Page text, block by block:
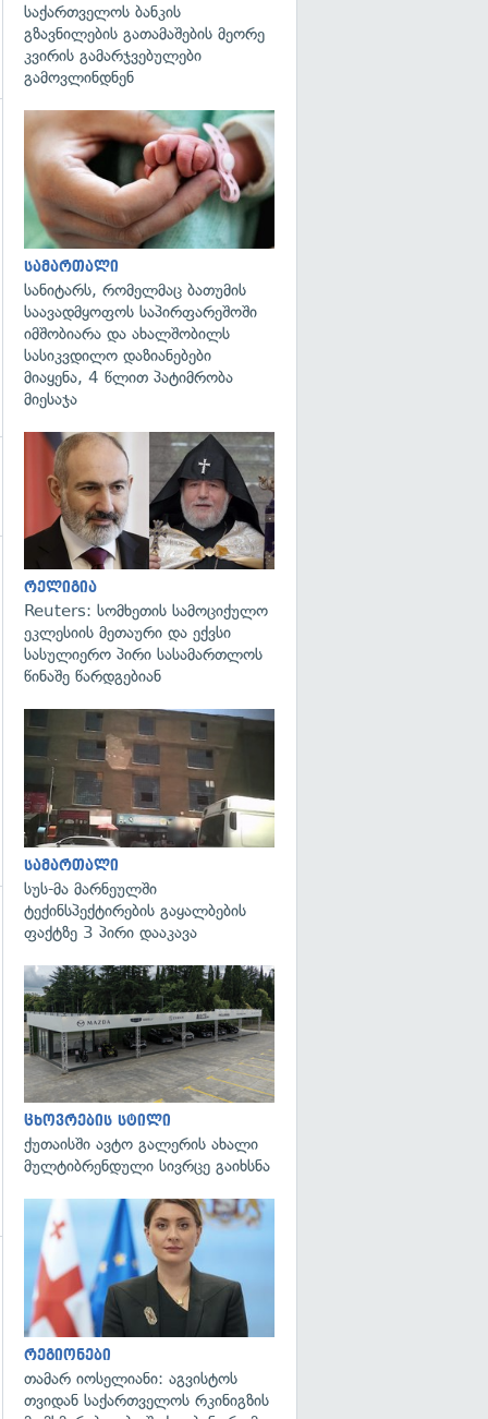
გადახედვა
გადახედვა
გადახედვა
საქართველოს ბანკის
გზავნილების გათამაშების მეორე
კვირის გამარჯვებულები
გამოვლინდნენ
სამართალი
სანიტარს, რომელმაც ბათუმის
საავადმყოფოს საპირფარეშოში
იმშობიარა და ახალშობილს
სასიკვდილო დაზიანებები
მიაყენა, 4 წლით პატიმრობა
მიესაჯა
რელიგია
Reuters: სომხეთის სამოციქულო
ეკლესიის მეთაური და ექვსი
სასულიერო პირი სასამართლოს
წინაშე წარდგებიან
სამართალი
სუს-მა მარნეულში
ტექინსპექტირების გაყალბების
ფაქტზე 3 პირი დააკავა
ცხოვრების სტილი
ქუთაისში ავტო გალერის ახალი
მულტიბრენდული სივრცე გაიხსნა
რეგიონები
თამარ იოსელიანი: აგვისტოს
თვიდან საქართველოს რკინიგზის